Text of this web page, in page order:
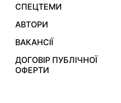
СПЕЦТЕМИ
АВТОРИ
ВАКАНСІЇ
ДОГОВІР ПУБЛІЧНОЇ
ОФЕРТИ